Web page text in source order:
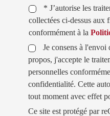
* J’autorise les
collectées ci-dessus aux
conformément à la
Je consens à l'envoi
propos, j'accepte le
personnelles
confidentialité. Cette
tout moment avec effet
Ce site est protégé par